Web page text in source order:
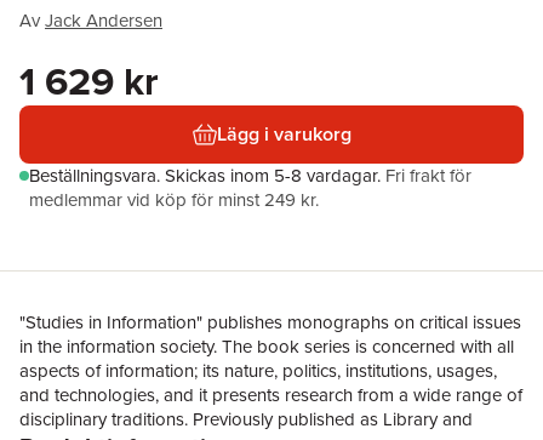
AvJack Andersen
1 629 kr
Lägg i varukorg
Beställningsvara.Skickas inom 5-8 vardagar. Fri frakt för
medlemmar vid köp för minst 249 kr.
"Studies in Information" publishes monographs on critical issues
in the information society. The book series is concerned with all
aspects of information; its nature, politics, institutions, usages,
and technologies, and it presents research from a wide range of
disciplinary traditions. Previously published as Library and